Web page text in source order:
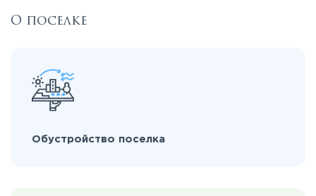
О поселке
Обустройство поселка